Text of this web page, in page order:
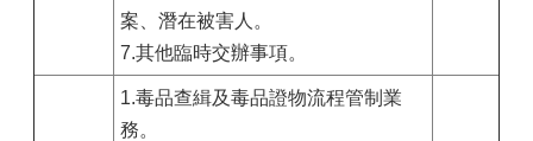
案、潛在被害人。
7.其他臨時交辦事項。
1.毒品查緝及毒品證物流程管制業
務。